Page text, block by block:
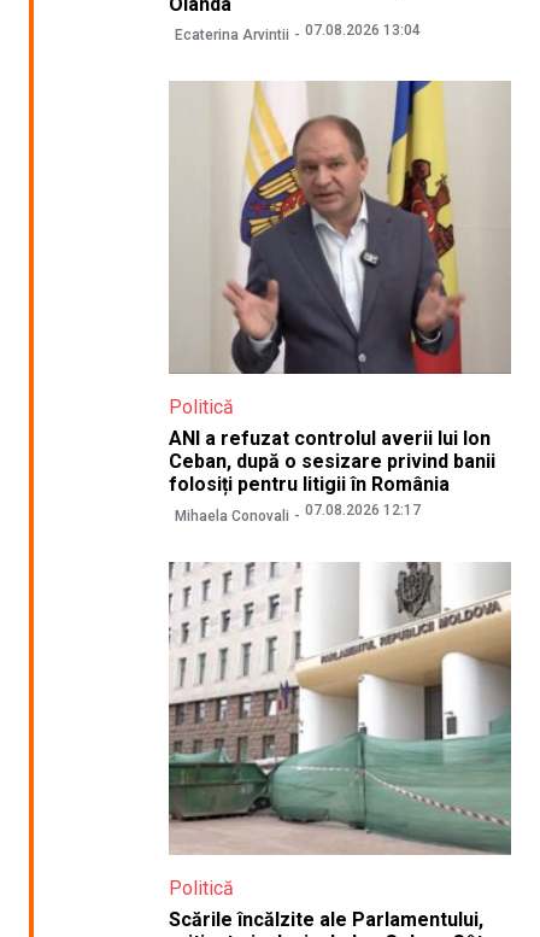
Ecaterina Arvintii 07.08.2026 13:04
Politică
ANI a refuzat controlul averii lui Ion
Ceban, după o sesizare privind banii
folosiți pentru litigii în România
Mihaela Conovali 07.08.2026 12:17
Politică
Scările încălzite ale Parlamentului,